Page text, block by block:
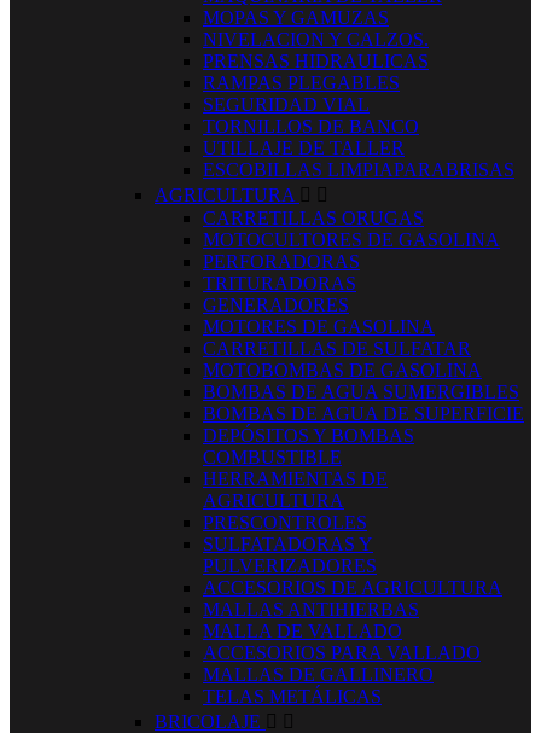
MOPAS Y GAMUZAS
NIVELACION Y CALZOS.
PRENSAS HIDRAULICAS
RAMPAS PLEGABLES
SEGURIDAD VIAL
TORNILLOS DE BANCO
UTILLAJE DE TALLER
ESCOBILLAS LIMPIAPARABRISAS
AGRICULTURA  
CARRETILLAS ORUGAS
MOTOCULTORES DE GASOLINA
PERFORADORAS
TRITURADORAS
GENERADORES
MOTORES DE GASOLINA
CARRETILLAS DE SULFATAR
MOTOBOMBAS DE GASOLINA
BOMBAS DE AGUA SUMERGIBLES
BOMBAS DE AGUA DE SUPERFICIE
DEPÓSITOS Y BOMBAS
COMBUSTIBLE
HERRAMIENTAS DE
AGRICULTURA
PRESCONTROLES
SULFATADORAS Y
PULVERIZADORES
ACCESORIOS DE AGRICULTURA
MALLAS ANTIHIERBAS
MALLA DE VALLADO
ACCESORIOS PARA VALLADO
MALLAS DE GALLINERO
TELAS METÁLICAS
BRICOLAJE  